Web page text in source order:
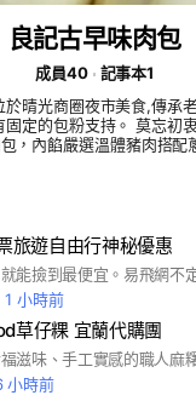
良記古早味肉包
成員40
記事本1
於晴光商圈夜市美食,傳承
固定的包粉支持。 莫忘初
，內餡嚴選溫體豬肉搭配
嚴選上等的黑芝麻,一次又
福音，內餡有豐富的竹筍
，爽脆口感深受喜愛。 #
溢滿滿蔥花以手工花捲方
嘴裡化開的宜蘭三星蔥。
友的歡迎，精選日本黑糖
使用古早冬瓜餡提味，絕
四溢，是長年不敗款。 還
著您親自來體驗。
旅遊自由行神秘優惠
1 小時前
草仔粿 宜蘭代購團
小時前